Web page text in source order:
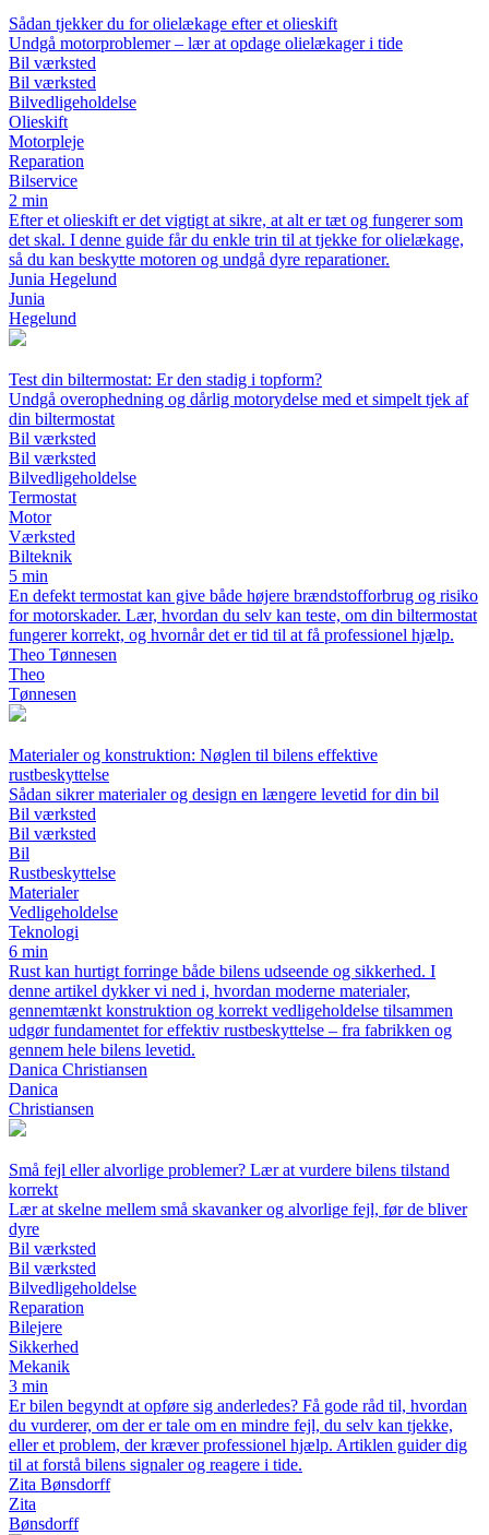
Sådan tjekker du for olielækage efter et olieskift
Undgå motorproblemer – lær at opdage olielækager i tide
Bil værksted
Bil værksted
Bilvedligeholdelse
Olieskift
Motorpleje
Reparation
Bilservice
2 min
Efter et olieskift er det vigtigt at sikre, at alt er tæt og fungerer som
det skal. I denne guide får du enkle trin til at tjekke for olielækage,
så du kan beskytte motoren og undgå dyre reparationer.
Junia Hegelund
Junia
Hegelund
Test din biltermostat: Er den stadig i topform?
Undgå overophedning og dårlig motorydelse med et simpelt tjek af
din biltermostat
Bil værksted
Bil værksted
Bilvedligeholdelse
Termostat
Motor
Værksted
Bilteknik
5 min
En defekt termostat kan give både højere brændstofforbrug og risiko
for motorskader. Lær, hvordan du selv kan teste, om din biltermostat
fungerer korrekt, og hvornår det er tid til at få professionel hjælp.
Theo Tønnesen
Theo
Tønnesen
Materialer og konstruktion: Nøglen til bilens effektive
rustbeskyttelse
Sådan sikrer materialer og design en længere levetid for din bil
Bil værksted
Bil værksted
Bil
Rustbeskyttelse
Materialer
Vedligeholdelse
Teknologi
6 min
Rust kan hurtigt forringe både bilens udseende og sikkerhed. I
denne artikel dykker vi ned i, hvordan moderne materialer,
gennemtænkt konstruktion og korrekt vedligeholdelse tilsammen
udgør fundamentet for effektiv rustbeskyttelse – fra fabrikken og
gennem hele bilens levetid.
Danica Christiansen
Danica
Christiansen
Små fejl eller alvorlige problemer? Lær at vurdere bilens tilstand
korrekt
Lær at skelne mellem små skavanker og alvorlige fejl, før de bliver
dyre
Bil værksted
Bil værksted
Bilvedligeholdelse
Reparation
Bilejere
Sikkerhed
Mekanik
3 min
Er bilen begyndt at opføre sig anderledes? Få gode råd til, hvordan
du vurderer, om der er tale om en mindre fejl, du selv kan tjekke,
eller et problem, der kræver professionel hjælp. Artiklen guider dig
til at forstå bilens signaler og reagere i tide.
Zita Bønsdorff
Zita
Bønsdorff